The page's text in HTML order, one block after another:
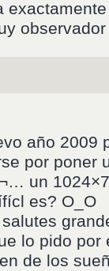
año 2009
por poner
un
es? O_O
lo pido por
de los